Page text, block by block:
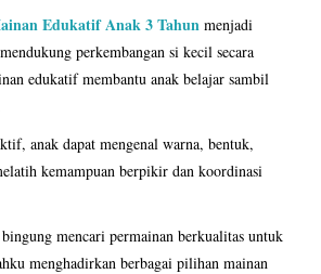
JUMBO
UKIRAN
Edukatif Anak 3 Tahun menjadi
perkembangan si kecil secara
edukatif membantu anak belajar sambil
anak dapat mengenal warna, bentuk,
kemampuan berpikir dan koordinasi
mencari permainan berkualitas untuk
menghadirkan berbagai pilihan mainan